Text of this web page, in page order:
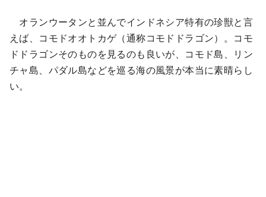
オランウータンと並んでインドネシア特有の珍獣と言
えば、コモドオオトカゲ（通称コモドドラゴン）。コモ
ドドラゴンそのものを見るのも良いが、コモド島、リン
チャ島、パダル島などを巡る海の風景が本当に素晴らし
い。